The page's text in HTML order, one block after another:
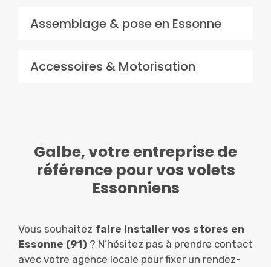
Assemblage & pose en Essonne
Accessoires & Motorisation
Galbe, votre entreprise de
référence pour vos volets
Essonniens
Vous souhaitez faire installer vos stores en
Essonne (91) ? N’hésitez pas à prendre contact
avec votre agence locale pour fixer un rendez-